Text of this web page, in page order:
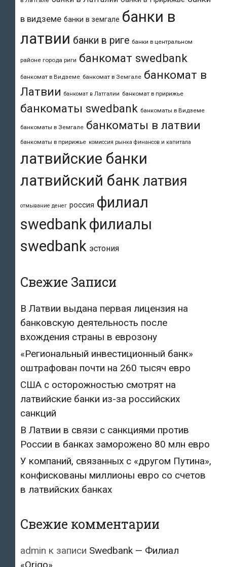
в видземе банки в земгале банки в
латвии банки в риге банки в центральном
районе города риги банкомат swedbank
банкомат в Видземе банкомат в Земгале банкомат в
Латвии банкомат в Латгалии банкомат в пририжье
банкоматы swedbank банкоматы в Видземе
банкоматы в Земгале банкоматы в латвии
банкоматы в пририжье комиссия рынка финансов и капитала
латвийские банки
латвийский банк латвия
отмывание денег россия филиал
swedbankфилиалы
swedbank эстония
Свежие Записи
В Латвии выдана первая лицензия на
банковскую деятельность после
вхождения страны в еврозону
«Региональный инвестиционный банк»
оштрафован почти на 260 тысяч евро
США с осторожностью смотрят на
латвийские банки из-за российских
санкций
В Латвии в связи с санкциями против
России в банках заморожено 80 млн евро
У компаний, связанных с «другом Путина»,
конфискованы миллионы евро со счетов
в латвийских банках
Свежие комментарии
admin к записи Swedbank — Филиал